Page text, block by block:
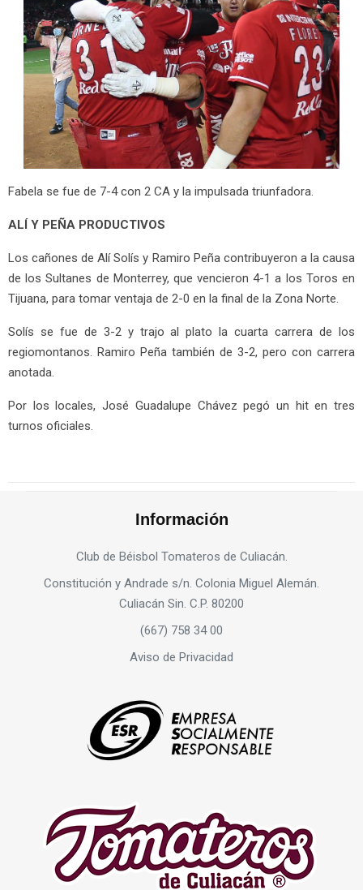
Fabela se fue de 7-4 con 2 CA y la impulsada triunfadora.
ALÍ Y PEÑA PRODUCTIVOS
Los cañones de Alí Solís y Ramiro Peña contribuyeron a la causa
de los Sultanes de Monterrey, que vencieron 4-1 a los Toros en
Tijuana, para tomar ventaja de 2-0 en la final de la Zona Norte.
Solís se fue de 3-2 y trajo al plato la cuarta carrera de los
regiomontanos. Ramiro Peña también de 3-2, pero con carrera
anotada.
Por los locales, José Guadalupe Chávez pegó un hit en tres
turnos oficiales.
Información
Club de Béisbol Tomateros de Culiacán.
Constitución y Andrade s/n. Colonia Miguel Alemán.
Culiacán Sin. C.P. 80200
(667) 758 34 00
Aviso de Privacidad